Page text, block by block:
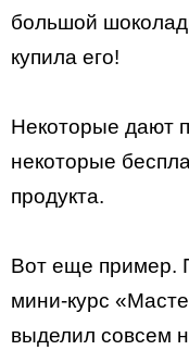
большой
купила его!
Некоторые дают
некоторые
продукта.
Вот еще пример.
мини-курс
выделил совсем